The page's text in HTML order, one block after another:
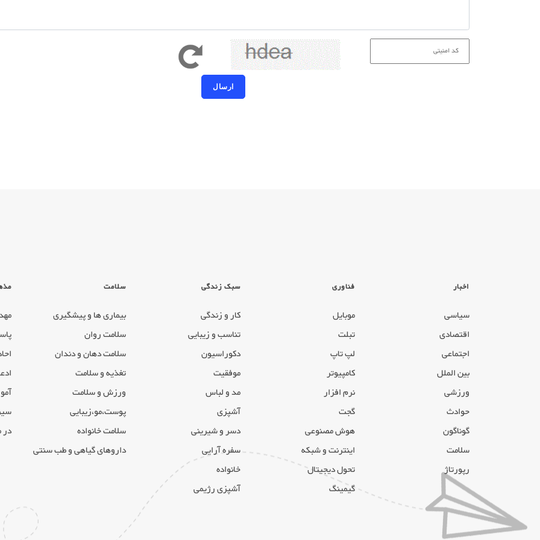
اخبار
سیاسی
اقتصادی
اجتماعی
بین الملل
ورزشی
حوادث
گوناگون
سلامت
رپورتاژ
فناوری
موبایل
تبلت
لپ تاپ
کامپیوتر
نرم افزار
گجت
هوش مصنوعی
اینترنت و شبکه
تحول دیجیتال
گیمینگ
سبک زندگی
کار و زندگی
تناسب و زیبایی
دکوراسیون
موفقیت
مد و لباس
آشپزی
دسر و شیرینی
سفره آرایی
خانواده
آشپزی رژیمی
سلامت
بیماری ها و پیشگیری
سلامت روان
سلامت دهان و دندان
تغذیه و سلامت
ورزش و سلامت
پوست،مو،زیبایی
سلامت خانواده
داروهای گیاهی و طب سنتی